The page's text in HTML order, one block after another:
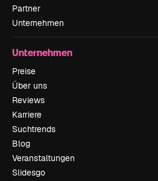
Partner
Unternehmen
Unternehmen
Preise
Über uns
Reviews
Karriere
Suchtrends
Blog
Veranstaltungen
Slidesgo